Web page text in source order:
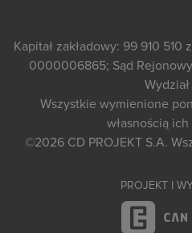
Kapitał zakładowy: 99 910 510
0000006865; Sąd
Wydział
Wszystkie wymienione
własnością
©2026 CD PROJEKT S.A.
PROJEKT I